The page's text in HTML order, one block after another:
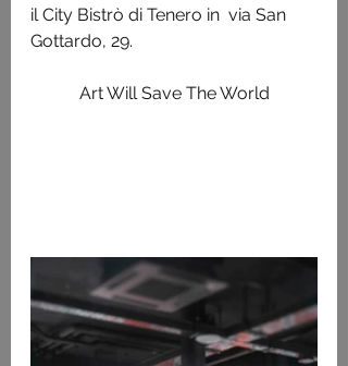
il City Bistrò di Tenero in  via San
Gottardo, 29.
Art Will Save The World